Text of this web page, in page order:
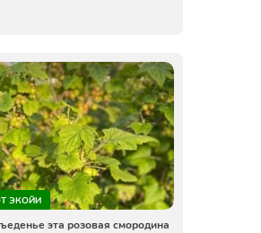
ЭКОЙИ
эта розовая смородина